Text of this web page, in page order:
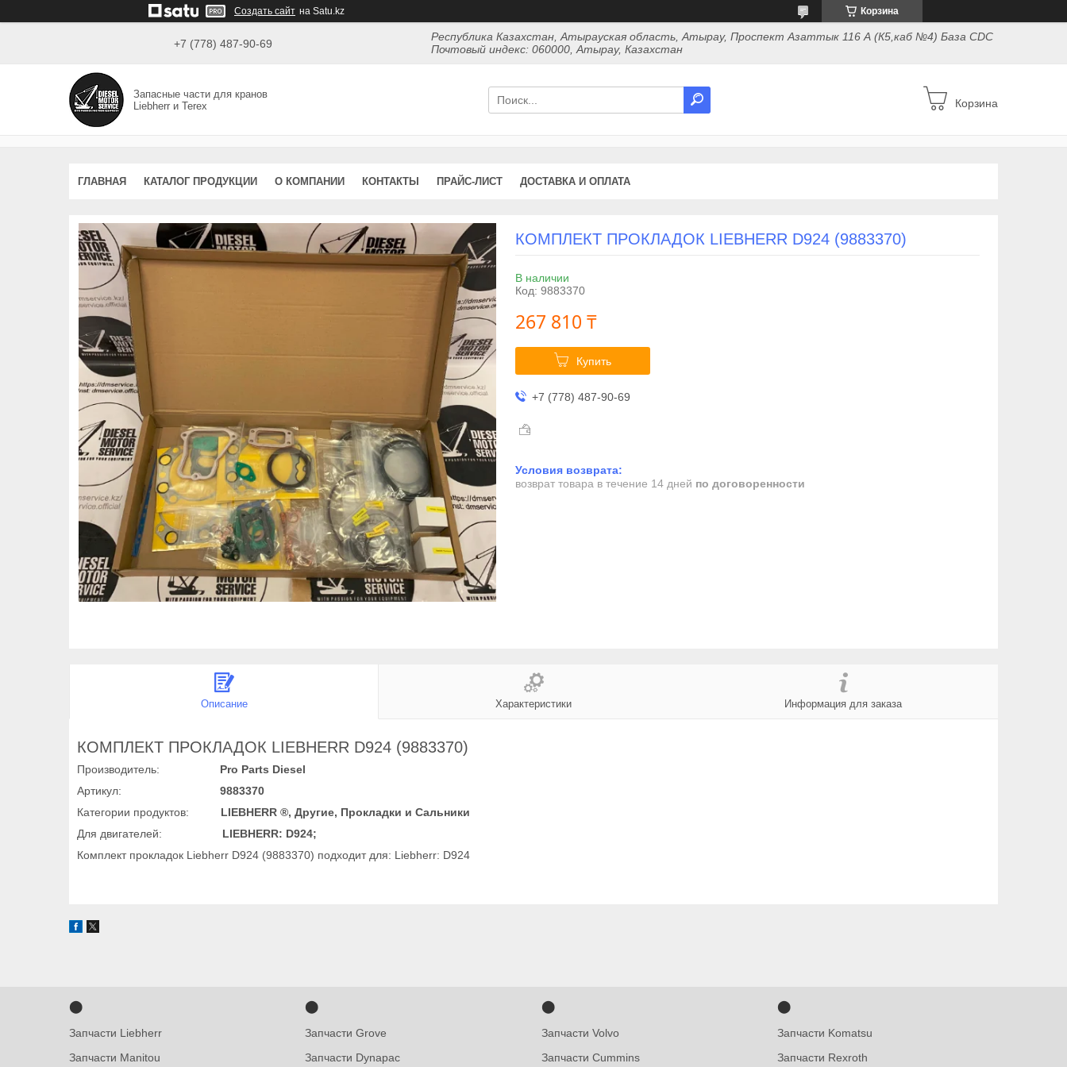
Создать сайт на Satu.kz Корзина
+7 (778) 487-90-69
Республика Казахстан, Атырауская область, Атырау, Проспект Азаттык 116 А (К5,каб №4) База CDC
Почтовый индекс: 060000, Атырау, Казахстан
Запасные части для кранов
Liebherr и Terex
Корзина
ГЛАВНАЯ КАТАЛОГ ПРОДУКЦИИ О КОМПАНИИ КОНТАКТЫ ПРАЙС-ЛИСТ ДОСТАВКА И ОПЛАТА
КОМПЛЕКТ ПРОКЛАДОК LIEBHERR D924 (9883370)
В наличии
Код: 9883370
267 810 ₸
Купить
+7 (778) 487-90-69
возврат товара в течение 14 дней по договоренности
Описание Характеристики Информация для заказа
КОМПЛЕКТ ПРОКЛАДОК LIEBHERR D924 (9883370)
Производитель:
Pro Parts Diesel
Артикул: 9883370
Категории продуктов:
LIEBHERR ®, Другие, Прокладки и Сальники
Для двигателей:
LIEBHERR: D924;
Комплект прокладок Liebherr D924 (9883370) подходит для: Liebherr: D924
⬤
Запчасти Liebherr
Запчасти Manitou
⬤
Запчасти Grove
Запчасти Dynapac
⬤
Запчасти Volvo
Запчасти Cummins
⬤
Запчасти Komatsu
Запчасти Rexroth